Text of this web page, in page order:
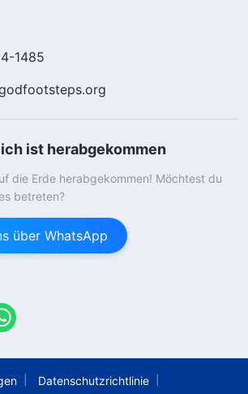
1485
ist herabgekommen
die Erde herabgekommen! Möchtest du
betreten?
über WhatsApp
Datenschutzrichtlinie
sagen, dass du Glück hast, denn
hast du die Gelegenheit, den Herrn
Leben zu führen. Das ist Gottes